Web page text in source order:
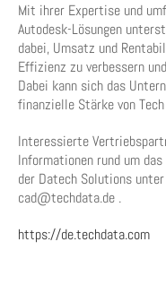
Mit ihrer Expertise und
Autodesk-Lösungen
dabei, Umsatz und
Effizienz zu verbessern
Dabei kann sich das
finanzielle Stärke von
Interessierte
Informationen rund um
der Datech Solutions
cad@techdata.de .
https://de.techdata.com